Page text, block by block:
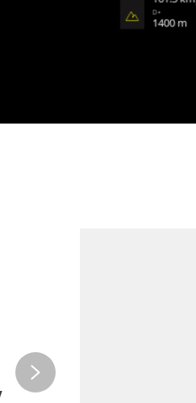
D+
1400 m